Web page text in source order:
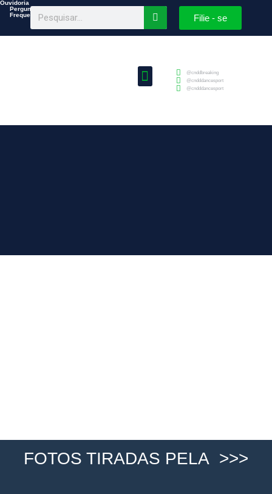
Ouvidoria
Perguntas
Frequentes
Filie - se
@cnddbreaking
@cndddancesport
@cndddancesport
FOTOS TIRADAS PELA >>>